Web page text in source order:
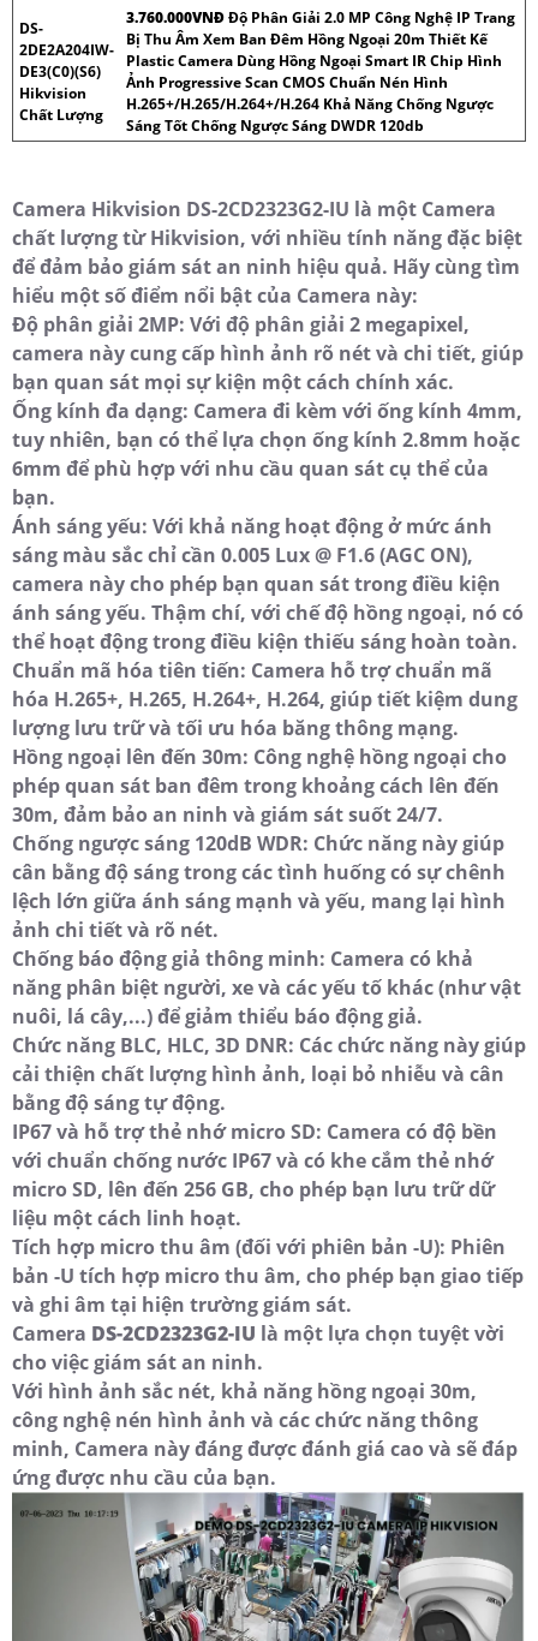
DS-
2DE2A204IW-
DE3(C0)(S6)
Hikvision
Chất Lượng
3.760.000VNÐĐộ Phân Giải 2.0 MP Công Nghệ IP Trang
Bị Thu Âm Xem Ban Đêm Hồng Ngoại 20m Thiết Kế
Plastic Camera Dùng Hồng Ngoại Smart IR Chip Hình
Ảnh Progressive Scan CMOS Chuẩn Nén Hình
H.265+/H.265/H.264+/H.264 Khả Năng Chống Ngược
Sáng Tốt Chống Ngược Sáng DWDR 120db
Camera Hikvision DS-2CD2323G2-IU là một Camera
chất lượng từ Hikvision, với nhiều tính năng đặc biệt
để đảm bảo giám sát an ninh hiệu quả. Hãy cùng tìm
hiểu một số điểm nổi bật của Camera này:
Độ phân giải 2MP: Với độ phân giải 2 megapixel,
camera này cung cấp hình ảnh rõ nét và chi tiết, giúp
bạn quan sát mọi sự kiện một cách chính xác.
Ống kính đa dạng: Camera đi kèm với ống kính 4mm,
tuy nhiên, bạn có thể lựa chọn ống kính 2.8mm hoặc
6mm để phù hợp với nhu cầu quan sát cụ thể của
bạn.
Ánh sáng yếu: Với khả năng hoạt động ở mức ánh
sáng màu sắc chỉ cần 0.005 Lux @ F1.6 (AGC ON),
camera này cho phép bạn quan sát trong điều kiện
ánh sáng yếu. Thậm chí, với chế độ hồng ngoại, nó có
thể hoạt động trong điều kiện thiếu sáng hoàn toàn.
Chuẩn mã hóa tiên tiến: Camera hỗ trợ chuẩn mã
hóa H.265+, H.265, H.264+, H.264, giúp tiết kiệm dung
lượng lưu trữ và tối ưu hóa băng thông mạng.
Hồng ngoại lên đến 30m: Công nghệ hồng ngoại cho
phép quan sát ban đêm trong khoảng cách lên đến
30m, đảm bảo an ninh và giám sát suốt 24/7.
Chống ngược sáng 120dB WDR: Chức năng này giúp
cân bằng độ sáng trong các tình huống có sự chênh
lệch lớn giữa ánh sáng mạnh và yếu, mang lại hình
ảnh chi tiết và rõ nét.
Chống báo động giả thông minh: Camera có khả
năng phân biệt người, xe và các yếu tố khác (như vật
nuôi, lá cây,...) để giảm thiểu báo động giả.
Chức năng BLC, HLC, 3D DNR: Các chức năng này giúp
cải thiện chất lượng hình ảnh, loại bỏ nhiễu và cân
bằng độ sáng tự động.
IP67 và hỗ trợ thẻ nhớ micro SD: Camera có độ bền
với chuẩn chống nước IP67 và có khe cắm thẻ nhớ
micro SD, lên đến 256 GB, cho phép bạn lưu trữ dữ
liệu một cách linh hoạt.
Tích hợp micro thu âm (đối với phiên bản -U): Phiên
bản -U tích hợp micro thu âm, cho phép bạn giao tiếp
và ghi âm tại hiện trường giám sát.
Camera DS-2CD2323G2-IU là một lựa chọn tuyệt vời
cho việc giám sát an ninh.
Với hình ảnh sắc nét, khả năng hồng ngoại 30m,
công nghệ nén hình ảnh và các chức năng thông
minh, Camera này đáng được đánh giá cao và sẽ đáp
ứng được nhu cầu của bạn.